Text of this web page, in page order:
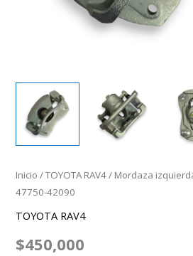
Inicio /TOYOTA RAV4/ Mordaza
47750-42090
TOYOTA RAV4
$450,000